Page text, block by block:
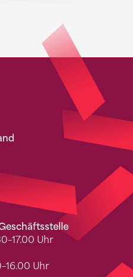
Uhr
Uhr